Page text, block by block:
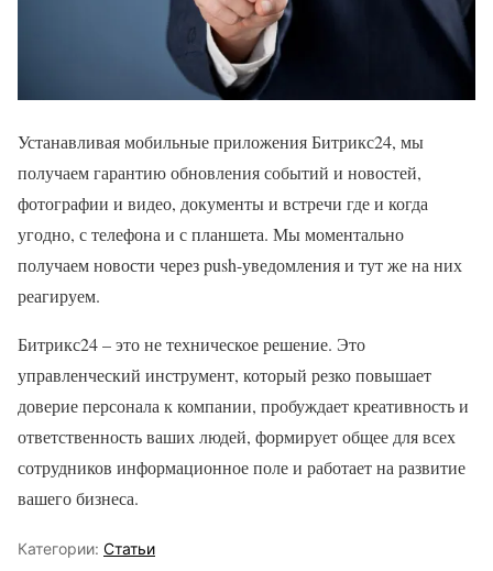
Устанавливая мобильные приложения Битрикс24, мы
получаем гарантию обновления событий и новостей,
фотографии и видео, документы и встречи где и когда
угодно, с телефона и с планшета. Мы моментально
получаем новости через push-уведомления и тут же на них
реагируем.
Битрикс24 – это не техническое решение. Это
управленческий инструмент, который резко повышает
доверие персонала к компании, пробуждает креативность и
ответственность ваших людей, формирует общее для всех
сотрудников информационное поле и работает на развитие
вашего бизнеса.
Категории: Статьи